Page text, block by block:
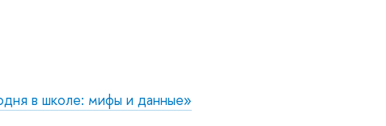
в школе: мифы и данные»